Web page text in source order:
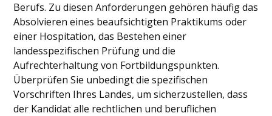
Berufs. Zu diesen Anforderungen gehören häufig das
Absolvieren eines beaufsichtigten Praktikums oder
einer Hospitation, das Bestehen einer
landesspezifischen Prüfung und die
Aufrechterhaltung von Fortbildungspunkten.
Überprüfen Sie unbedingt die spezifischen
Vorschriften Ihres Landes, um sicherzustellen, dass
der Kandidat alle rechtlichen und beruflichen